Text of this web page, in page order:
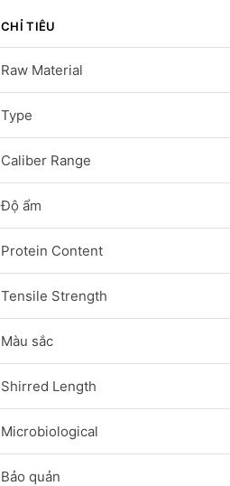
CHỈ TIÊU
Raw Material
Type
Caliber Range
Độ ẩm
Protein Content
Tensile Strength
Màu sắc
Shirred Length
Microbiological
Bảo quản